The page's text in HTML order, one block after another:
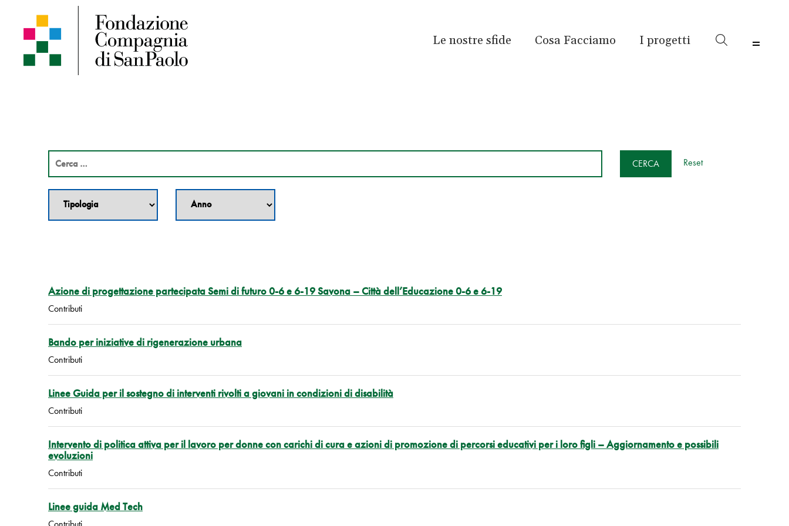
Le nostre sfide Cosa Facciamo I progetti
Reset
Azione di progettazione partecipata Semi di futuro 0-6 e 6-19 Savona – Città dell’Educazione 0-6 e 6-19
Contributi
Bando per iniziative di rigenerazione urbana
Contributi
Linee Guida per il sostegno di interventi rivolti a giovani in condizioni di disabilità
Contributi
Intervento di politica attiva per il lavoro per donne con carichi di cura e azioni di promozione di percorsi educativi per i loro figli – Aggiornamento e possibili
evoluzioni
Contributi
Linee guida Med Tech